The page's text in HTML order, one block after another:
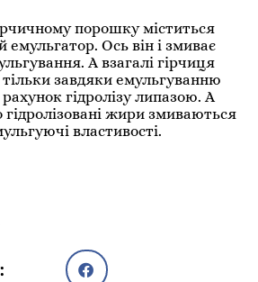
порошку міститься
емульгатор. Ось він і змиває
А взагалі гірчиця
завдяки емульгуванню
гідролізу липазою. А
гідролізовані жири змиваються
властивості.